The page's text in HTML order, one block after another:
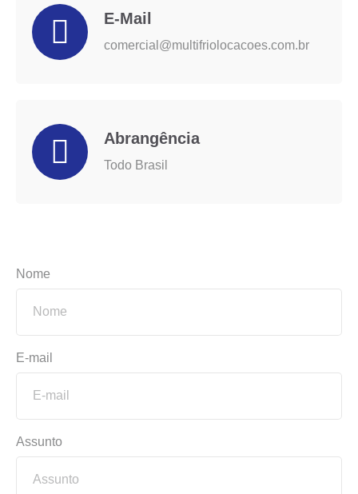
E-Mail
comercial@multifriolocacoes.com.br
Abrangência
Todo Brasil
Nome
E-mail
Assunto